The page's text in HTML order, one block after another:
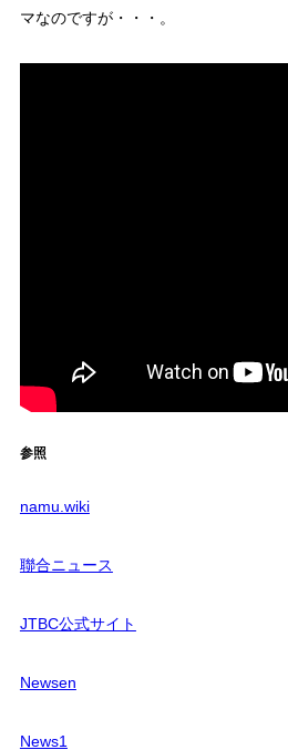
マなのですが・・・。
参照
namu.wiki
聯合ニュース
JTBC公式サイト
Newsen
News1